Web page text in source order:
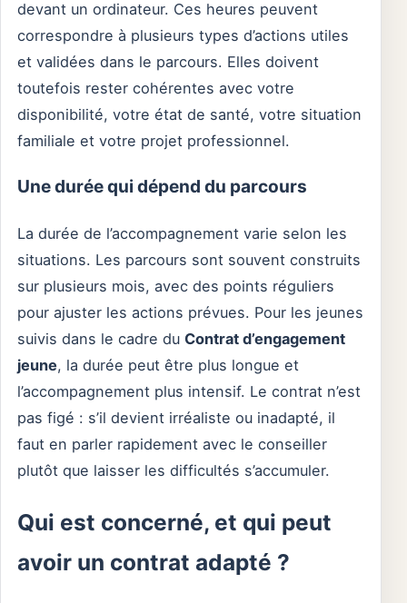
devant un ordinateur. Ces heures peuvent
correspondre à plusieurs types d’actions utiles
et validées dans le parcours. Elles doivent
toutefois rester cohérentes avec votre
disponibilité, votre état de santé, votre situation
familiale et votre projet professionnel.
Une durée qui dépend du parcours
La durée de l’accompagnement varie selon les
situations. Les parcours sont souvent construits
sur plusieurs mois, avec des points réguliers
pour ajuster les actions prévues. Pour les jeunes
suivis dans le cadre du Contrat d’engagement
jeune, la durée peut être plus longue et
l’accompagnement plus intensif. Le contrat n’est
pas figé : s’il devient irréaliste ou inadapté, il
faut en parler rapidement avec le conseiller
plutôt que laisser les difficultés s’accumuler.
Qui est concerné, et qui peut
avoir un contrat adapté ?